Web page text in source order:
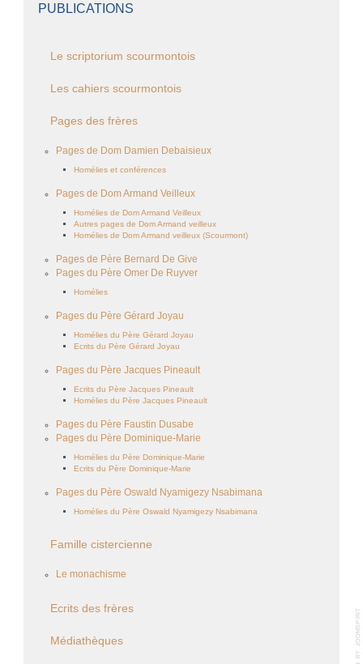
PUBLICATIONS
Le scriptorium scourmontois
Les cahiers scourmontois
Pages des frères
Pages de Dom Damien Debaisieux
Homélies et conférences
Pages de Dom Armand Veilleux
Homélies de Dom Armand Veilleux
Autres pages de Dom Armand veilleux
Homélies de Dom Armand veilleux (Scourmont)
Pages de Père Bernard De Give
Pages du Père Omer De Ruyver
Homélies
Pages du Père Gérard Joyau
Homélies du Père Gérard Joyau
Ecrits du Père Gérard Joyau
Pages du Père Jacques Pineault
Ecrits du Père Jacques Pineault
Homélies du Père Jacques Pineault
Pages du Père Faustin Dusabe
Pages du Père Dominique-Marie
Homélies du Père Dominique-Marie
Ecrits du Père Dominique-Marie
Pages du Père Oswald Nyamigezy Nsabimana
Homélies du Père Oswald Nyamigezy Nsabimana
Famille cistercienne
Le monachisme
Ecrits des frères
Médiathèques